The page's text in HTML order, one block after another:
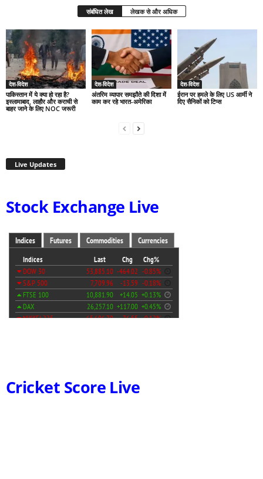
संबंधित लेख लेखक से और अधिक
देश-विदेश
पाकिस्तान में ये क्या हो रहा है?
इस्लामाबाद, लाहौर और कराची से
बाहर जाने के लिए NOC जरूरी
देश-विदेश
अंतरिम व्यापार समझौते की दिशा में
काम कर रहे भारत-अमेरिका
देश-विदेश
ईरान पर हमले के लिए US आर्मी ने
दिए सैनिकों को टिप्स
Live Updates
Stock Exchange Live
Cricket Score Live